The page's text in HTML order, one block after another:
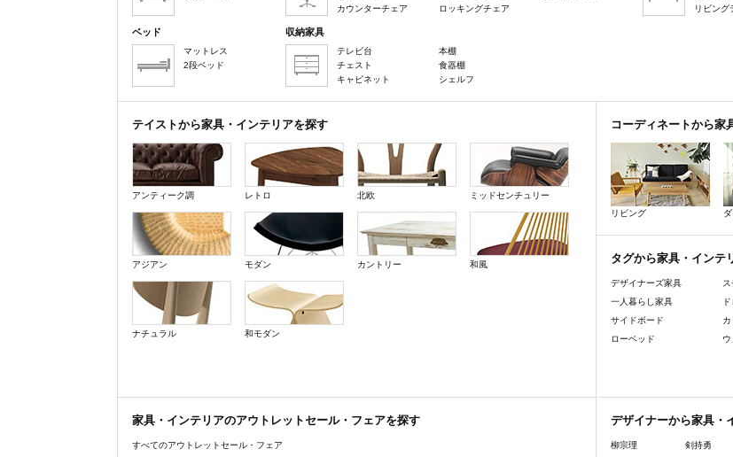
カウンターチェア
ロッキングチェア
リビング
ベッド
マットレス
2段ベッド
収納家具
テレビ台
チェスト
キャビネット
本棚
食器棚
シェルフ
テイストから家具・インテリアを探す
アンティーク調 レトロ 北欧 ミッドセンチュリー
アジアン モダン カントリー 和風
ナチュラル 和モダン
コーディネートから家
リビング
タグから家具・インテ
デザイナーズ家具
一人暮らし家具
サイドボード
ローベッド
家具・インテリアのアウトレットセール・フェアを探す
すべてのアウトレットセール・フェア
デザイナーから家具・
柳宗理 剣持勇